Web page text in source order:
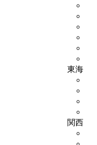
東海
関西